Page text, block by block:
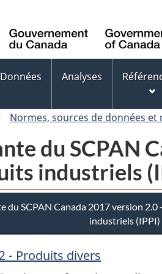
Données Analyses
Normes, sources de données et
du SCPAN
industriels
du SCPAN Canada 2017 version
industriels (IPPI)
- Produits divers